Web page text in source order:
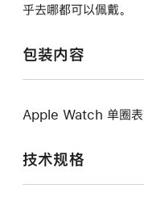
乎去哪都可以佩戴。
包装内容
Apple Watch 单圈
技术规格